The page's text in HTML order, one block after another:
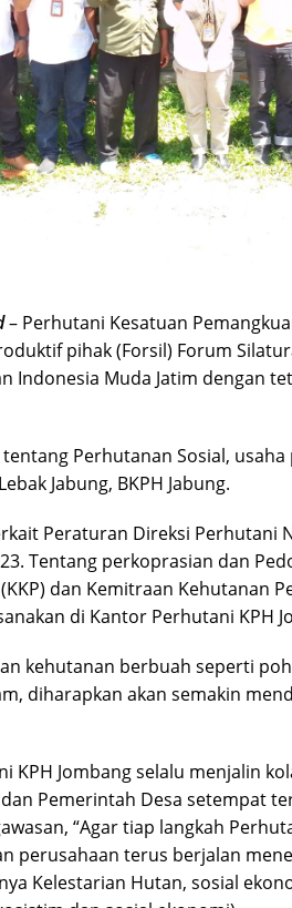
– Perhutani Kesatuan
pihak (Forsil) Forum
Indonesia Muda Jatim dengan
Perhutanan Sosial,
Jabung, BKPH Jabung.
Peraturan Direksi Perhutani
Tentang perkoprasian dan
dan Kemitraan Kehutanan
di Kantor Perhutani KPH
kehutanan berbuah seperti
diharapkan akan semakin
KPH Jombang selalu menjalin
Pemerintah Desa setempat
“Agar tiap langkah
perusahaan terus berjalan
Kelestarian Hutan, sosial